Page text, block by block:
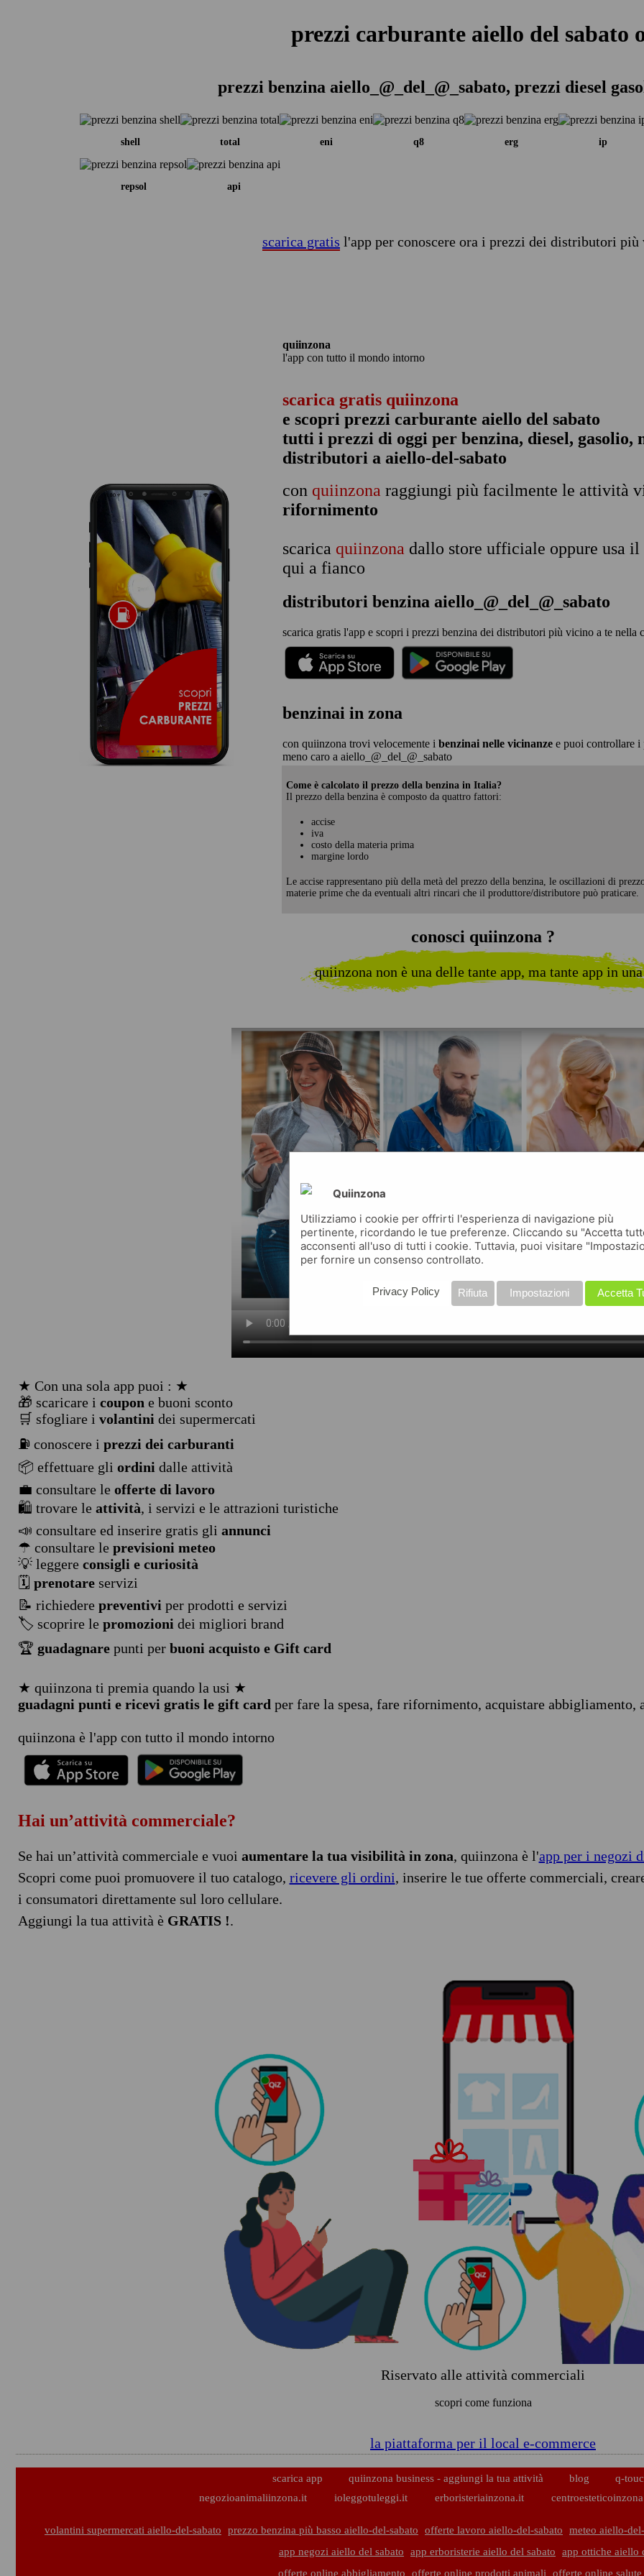
prezzi carburante aiello del sabato
prezzi benzina aiello_@_del_@_sabato, prezzi diesel
shell total eni q8 erg ip
repsol api
scarica gratis l'app per conoscere ora i prezzi dei distributori più
quiinzona
l'app con tutto il mondo intorno
scarica gratis quiinzona
e scopri prezzi carburante aiello del sabato
tutti i prezzi di oggi per benzina, diesel, gasolio,
distributori a aiello-del-sabato
con quiinzona raggiungi più facilmente le attività
rifornimento
scarica quiinzona dallo store ufficiale oppure usa il
qui a fianco
distributori benzina aiello_@_del_@_sabato
scarica gratis l'app e scopri i prezzi benzina dei distributori più vicino a te nella
benzinai in zona
con quiinzona trovi velocemente i benzinai nelle vicinanze e puoi controllare i
meno caro a aiello_@_del_@_sabato
Come è calcolato il prezzo della benzina in Italia?
Il prezzo della benzina è composto da quattro fattori:
accise
iva
costo della materia prima
margine lordo
Le accise rappresentano più della metà del prezzo della benzina, le oscillazioni di
materie prime che da eventuali altri rincari che il produttore/distributore può praticare.
conosci quiinzona ?
quiinzona non è una delle tante app, ma tante app in
★ Con una sola app puoi : ★
🎁 scaricare i coupon e buoni sconto
🛒 sfogliare i volantini dei supermercati
⛽ conoscere i prezzi dei carburanti
📦 effettuare gli ordini dalle attività
💼 consultare le offerte di lavoro
🛍️ trovare le attività, i servizi e le attrazioni turistiche
📣 consultare ed inserire gratis gli annunci
☂ consultare le previsioni meteo
💡 leggere consigli e curiosità
🗓️ prenotareservizi
📝 richiedere preventivi per prodotti e servizi
🏷️ scoprire le promozioni dei migliori brand
🏆 guadagnarepunti per buoni acquisto e Gift card
★ quiinzona ti premia quando la usi ★
guadagni punti e ricevi gratis le gift card per fare la spesa, fare rifornimento, acquistare abbigliamento,
quiinzona è l'app con tutto il mondo intorno
Hai un’attività commerciale?
Se hai un’attività commerciale e vuoi aumentare la tua visibilità in zona, quiinzona è l'app per i negozi
Scopri come puoi promuovere il tuo catalogo, ricevere gli ordini, inserire le tue offerte commerciali,
i consumatori direttamente sul loro cellulare.
Aggiungi la tua attività è GRATIS !.
Riservato alle attività commerciali
scopri come funziona
la piattaforma per il local e-commerce
scarica app quiinzona business - aggiungi la tua attività blog
q-
negozioanimaliinzona.it
ioleggotuleggi.it erboristeriainzona.it
volantini supermercati aiello-del-sabato prezzo benzina più basso aiello-del-sabato offerte lavoro aiello-del-sabato
meteo aiello-
app negozi aiello del sabato
app erboristerie aiello del sabato
app ottiche aiello
offerte online abbigliamento
offerte online prodotti animali offerte online salute
Quiinzona
Utilizziamo i cookie per offrirti l'esperienza di navigazione più
pertinente, ricordando le tue preferenze. Cliccando su "Accetta
acconsenti all'uso di tutti i cookie. Tuttavia, puoi visitare
per fornire un consenso controllato.
Accetta
Impostazioni
Rifiuta
Privacy Policy